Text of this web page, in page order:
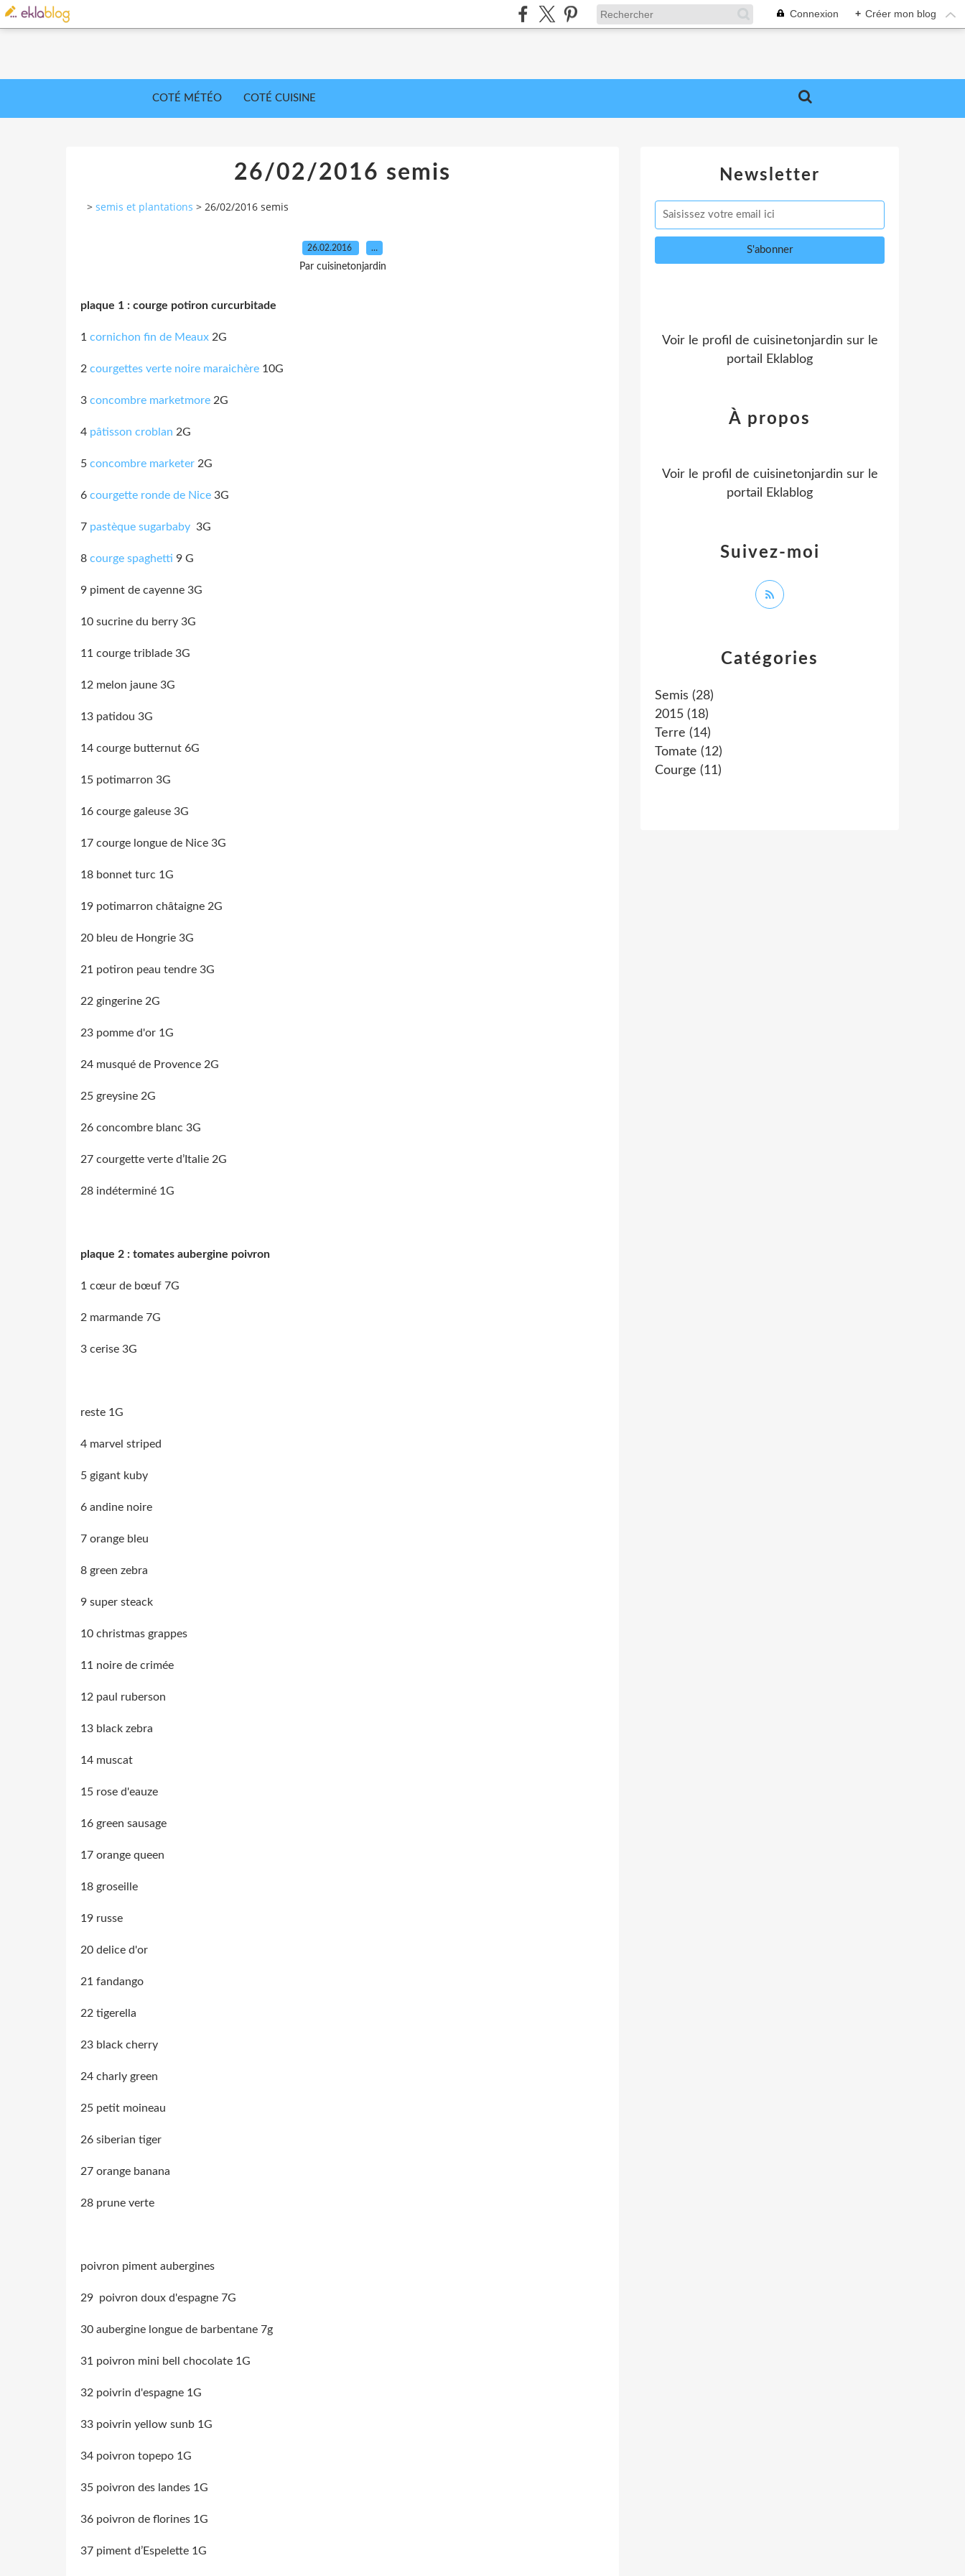
Connexion + Créer mon blog
COTÉ MÉTÉO COTÉ CUISINE
26/02/2016 semis
> semis et plantations > 26/02/2016 semis
26.02.2016 …
Par cuisinetonjardin
plaque 1 : courge potiron curcurbitade
1 cornichon fin de Meaux 2G
2 courgettes verte noire maraichère 10G
3 concombre marketmore 2G
4 pâtisson croblan 2G
5 concombre marketer 2G
6 courgette ronde de Nice 3G
7 pastèque sugarbaby 3G
8 courge spaghetti 9 G
9 piment de cayenne 3G
10 sucrine du berry 3G
11 courge triblade 3G
12 melon jaune 3G
13 patidou 3G
14 courge butternut 6G
15 potimarron 3G
16 courge galeuse 3G
17 courge longue de Nice 3G
18 bonnet turc 1G
19 potimarron châtaigne 2G
20 bleu de Hongrie 3G
21 potiron peau tendre 3G
22 gingerine 2G
23 pomme d'or 1G
24 musqué de Provence 2G
25 greysine 2G
26 concombre blanc 3G
27 courgette verte d’Italie 2G
28 indéterminé 1G
plaque 2 : tomates aubergine poivron
1 cœur de bœuf 7G
2 marmande 7G
3 cerise 3G
reste 1G
4 marvel striped
5 gigant kuby
6 andine noire
7 orange bleu
8 green zebra
9 super steack
10 christmas grappes
11 noire de crimée
12 paul ruberson
13 black zebra
14 muscat
15 rose d'eauze
16 green sausage
17 orange queen
18 groseille
19 russe
20 delice d'or
21 fandango
22 tigerella
23 black cherry
24 charly green
25 petit moineau
26 siberian tiger
27 orange banana
28 prune verte
poivron piment aubergines
29 poivron doux d'espagne 7G
30 aubergine longue de barbentane 7g
31 poivron mini bell chocolate 1G
32 poivrin d'espagne 1G
33 poivrin yellow sunb 1G
34 poivron topepo 1G
35 poivron des landes 1G
36 poivron de florines 1G
37 piment d’Espelette 1G
Newsletter
Catégories
Semis (28)
2015 (18)
Terre (14)
Tomate (12)
Courge (11)
Voir le profil de cuisinetonjardin sur le
portail Eklablog
Suivez-moi
À propos
Voir le profil de cuisinetonjardin sur le
portail Eklablog